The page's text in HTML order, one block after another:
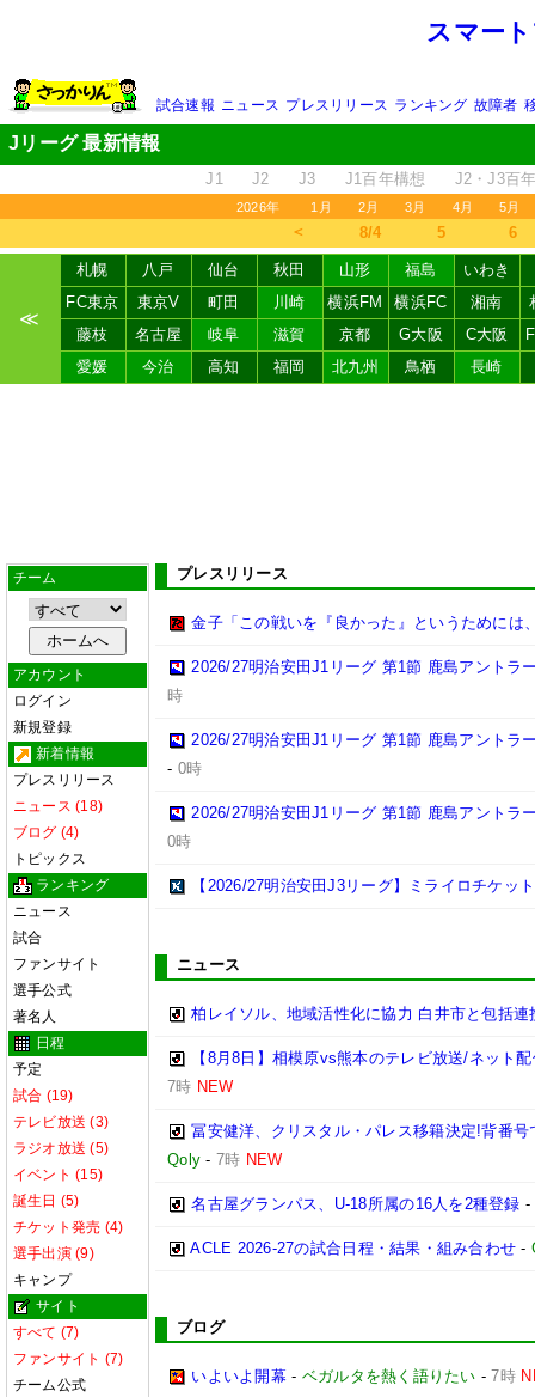
スマー
試合速報 ニュース プレスリリース ランキング 故障者
Jリーグ 最新情報
J1 J2 J3 J1百年構想 J2・J3百
2026年 1月 2月 3月 4月 5月
＜ 8/4 5 6
≪
札幌 八戸 仙台 秋田 山形 福島
いわき
FC東京
東京V 町田 川崎 横浜FM 横浜FC 湘南
藤枝
名古屋 岐阜 滋賀 京都 G大阪 C大阪
愛媛
今治 高知 福岡 北九州 鳥栖 長崎
チーム
アカウント
ログイン
新規登録
新着情報
プレスリリース
ニュース (18)
ブログ (4)
トピックス
ランキング
ニュース
試合
ファンサイト
選手公式
著名人
日程
予定
試合 (19)
テレビ放送 (3)
ラジオ放送 (5)
イベント (15)
誕生日 (5)
チケット発売 (4)
選手出演 (9)
キャンプ
サイト
すべて (7)
ファンサイト (7)
チーム公式
プレスリリース
金子「この戦いを『良かった』というためには
2026/27明治安田J1リーグ 第1節 鹿島アントラ
時
2026/27明治安田J1リーグ 第1節 鹿島アントラ
- 0時
2026/27明治安田J1リーグ 第1節 鹿島アントラ
0時
【2026/27明治安田J3リーグ】ミライロチケッ
ニュース
柏レイソル、地域活性化に協力 白井市と包括連
【8月8日】相模原vs熊本のテレビ放送/ネット
7時 NEW
冨安健洋、クリスタル・パレス移籍決定!背番
Qoly - 7時 NEW
名古屋グランパス、U-18所属の16人を2種登録 -
ACLE 2026-27の試合日程・結果・組み合わせ -
ブログ
いよいよ開幕- ベガルタを熱く語りたい -7時